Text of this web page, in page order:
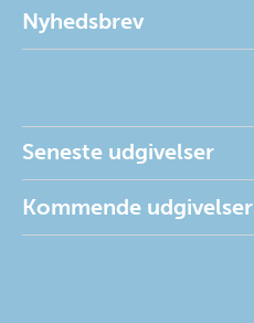
Nyhedsbrev
Seneste udgivelser
Kommende udgivelser